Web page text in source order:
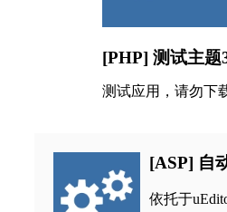
[PHP] 测试主题
测试应用，请勿下
[ASP] 自
依托于